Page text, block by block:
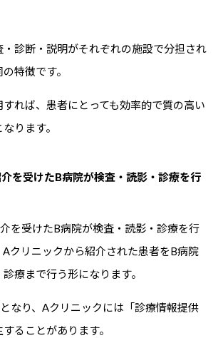
・診断・説明がそれぞれの施設で分担され
特徴です。
れば、患者にとっても効率的で質の高い
ります。
を受けたB病院が検査・読影・診療を行
を受けたB病院が検査・読影・診療を行
Aクリニックから紹介された患者をB病院
療まで行う形になります。
なり、Aクリニックには「診療情報提供
ることがあります。